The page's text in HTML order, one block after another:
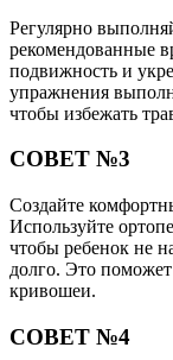
Регулярно
рекомендованные
подвижность и
упражнения
чтобы избежать
СОВЕТ №3
Создайте
Используйте
чтобы ребенок не
долго. Это
кривошеи.
СОВЕТ №4